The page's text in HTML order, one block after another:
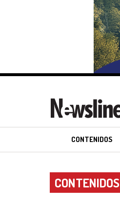
CONTENIDOS
CONTENIDOS